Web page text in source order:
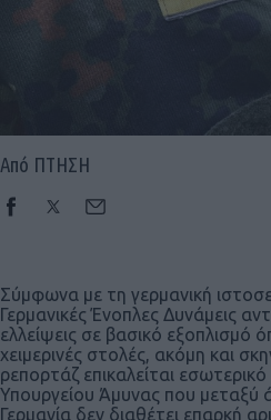
Από ΠΤΗΣΗ
Σύμφωνα με τη γερμανική
Γερμανικές Ένοπλες Δυνάμεις
ελλείψεις σε βασικό εξοπλισμό
χειμερινές στολές, ακόμη και
ρεπορτάζ επικαλείται
Υπουργείου Άμυνας που μεταξύ
Γερμανία δεν διαθέτει επαρκή